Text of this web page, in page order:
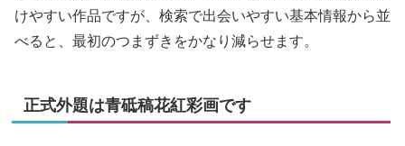
けやすい作品ですが、検索で出会いやすい基本情報から並
べると、最初のつまずきをかなり減らせます。
正式外題は青砥稿花紅彩画です